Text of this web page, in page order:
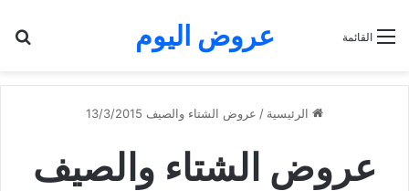
عروض اليوم القائمة
الرئيسية / عروض الشتاء والصيف 13/3/2015
عروض الشتاء والصيف